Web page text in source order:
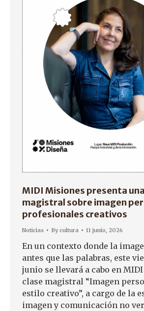
MIDI Misiones presenta
magistral sobre imagen
profesionales creativos
Noticias Bycultura 11 junio, 2026
En un contexto donde la
antes que las palabras, este
junio se llevará a cabo en
clase magistral “Imagen
estilo creativo”, a cargo de la
imagen y comunicación no